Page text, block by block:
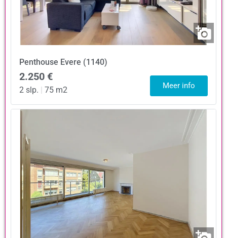
Penthouse Evere (1140)
2.250 €
2 slp. 75 m2 Meer info